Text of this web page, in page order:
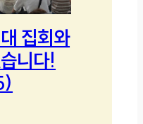
집회와
니다!